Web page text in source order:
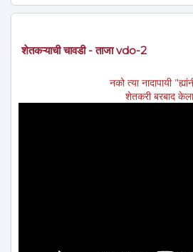
शेतकऱ्याची चावडी - ताजा vdo-2
नको त्या नादापायी
शेतकरी बरबाद केला